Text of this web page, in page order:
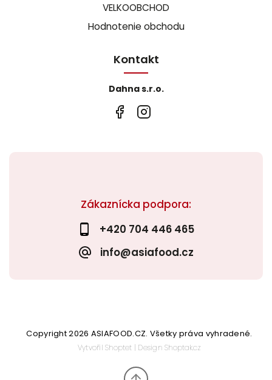
Zákaznícka podpora:
+420 704 446 465
info@asiafood.cz
VELKOOBCHOD
Hodnotenie obchodu
Kontakt
Dahna s.r.o.
Copyright 2026 ASIAFOOD.CZ. Všetky práva vyhradené.
VytvořilShoptet | DesignShoptak.cz